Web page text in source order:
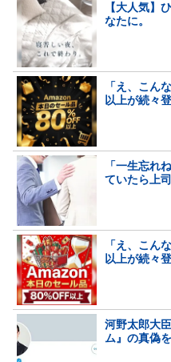
【大人気】
なたに。
「え、こん
以上が続々
「一生忘れ
ていたら上
「え、こん
以上が続々
河野太郎大
ム』の真偽